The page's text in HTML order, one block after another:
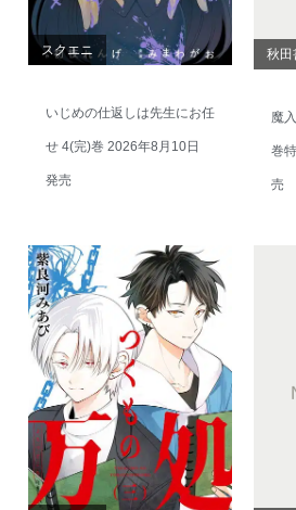
スクエニ
いじめの仕返しは先生にお任
せ 4(完)巻 2026年8月10日
発売
秋田
魔
巻
売